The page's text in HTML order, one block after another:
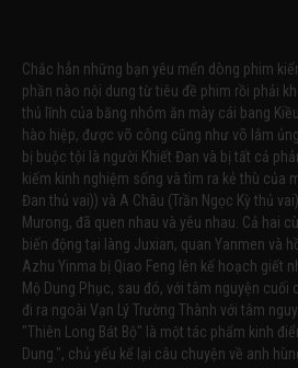
Chắc hẳn những bạn yêu mến dòng phim
phần nào nội dung từ tiêu đề phim rồi phải
thủ lĩnh của băng nhóm ăn mày cái bang
hào hiệp, được võ công cũng như võ lâm
bị buộc tội là người Khiết Đan và bị tất cả
kiếm kinh nghiệm sống và tìm ra kẻ thù của
Đan thủ vai)) và A Châu (Trần Ngọc Kỳ thủ
Murong, đã quen nhau và yêu nhau. Cả hai
biến động tại làng Juxian, quan Yanmen và
Azhu Yinma bị Qiao Feng lên kế hoạch giết
Mộ Dung Phục, sau đó, với tâm nguyện cuối
đi ra ngoài Vạn Lý Trường Thành với tâm
"Thiên Long Bát Bộ" là một tác phẩm kinh
Dung.", chủ yếu kể lại câu chuyện về anh